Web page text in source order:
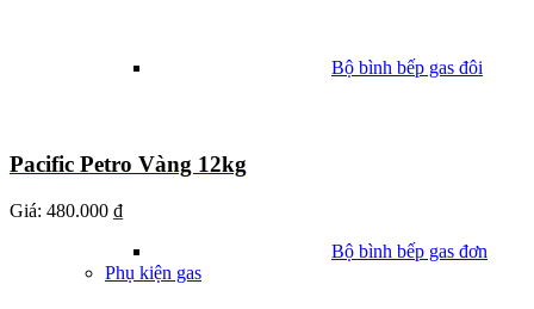
Bộ bình bếp gas đôi
Bộ bình bếp gas đơn
Phụ kiện gas
Pacific Petro Vàng 12kg
Giá: 480.000 ₫